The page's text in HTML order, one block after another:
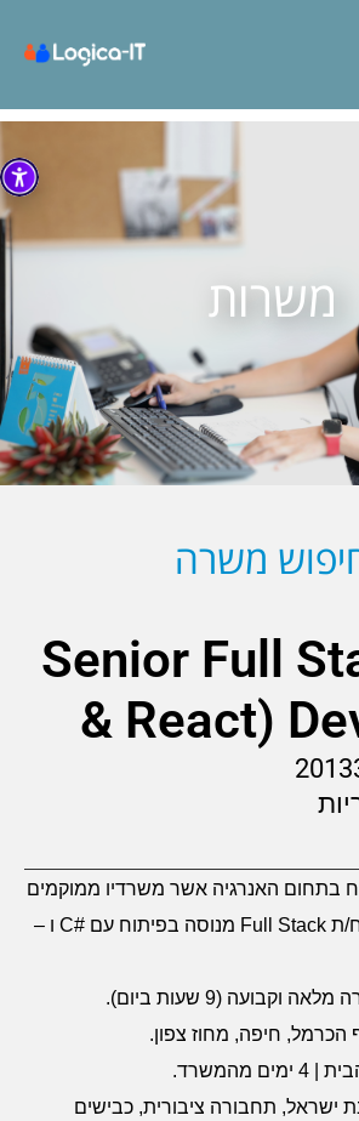
משרות
משרה
Senior Full
& React)
בתחום האנרגיה אשר משרדיו ממוקמים
ת Full Stack מנוסה בפיתוח עם #C ו –
וקבועה (9 שעות ביום).
הכרמל, חיפה, מחוז צפון.
ישראל, תחבורה ציבורית, כבישים